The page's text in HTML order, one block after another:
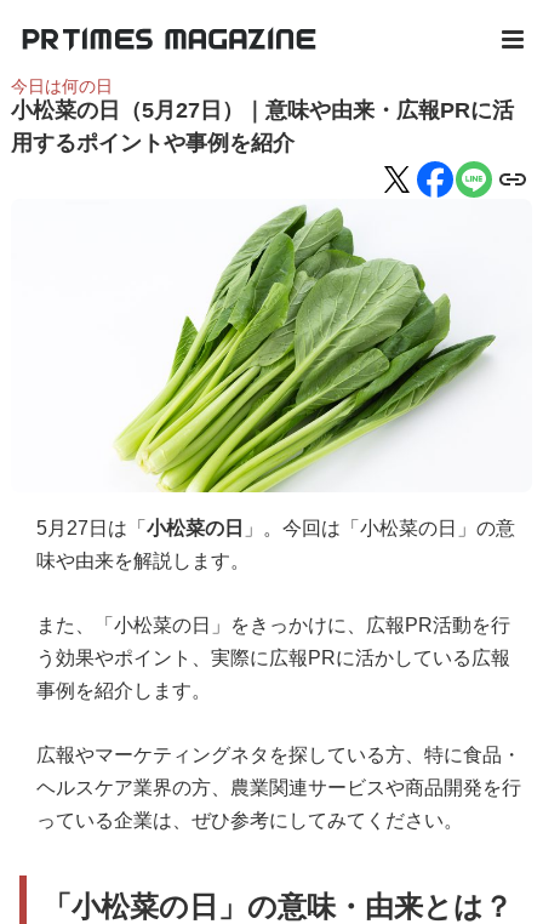
今日は何の日
小松菜の日（5月27日）｜意味や由来・広報PRに活
用するポイントや事例を紹介
5月27日は「 小松菜の日 」。今回は「小松菜の日」の意
味や由来を解説します。
また、「小松菜の日」をきっかけに、広報PR活動を行
う効果やポイント、実際に広報PRに活かしている広報
事例を紹介します。
広報やマーケティングネタを探している方、特に食品・
ヘルスケア業界の方、農業関連サービスや商品開発を行
っている企業は、ぜひ参考にしてみてください。
「小松菜の日」の意味・由来とは？